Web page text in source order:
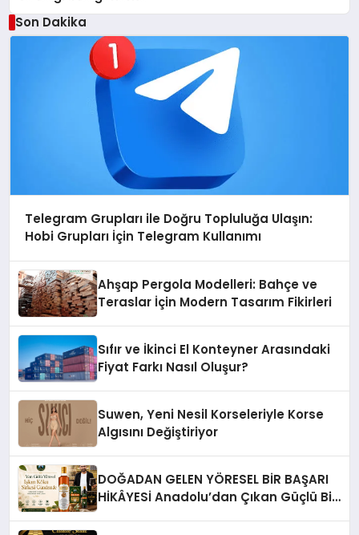
Son Dakika
Telegram Grupları ile Doğru Topluluğa Ulaşın:
Hobi Grupları İçin Telegram Kullanımı
Ahşap Pergola Modelleri: Bahçe ve
Teraslar İçin Modern Tasarım Fikirleri
Sıfır ve İkinci El Konteyner Arasındaki
Fiyat Farkı Nasıl Oluşur?
Suwen, Yeni Nesil Korseleriyle Korse
Algısını Değiştiriyor
DOĞADAN GELEN YÖRESEL BİR BAŞARI
HİKÂYESİ Anadolu’dan Çıkan Güçlü Bir